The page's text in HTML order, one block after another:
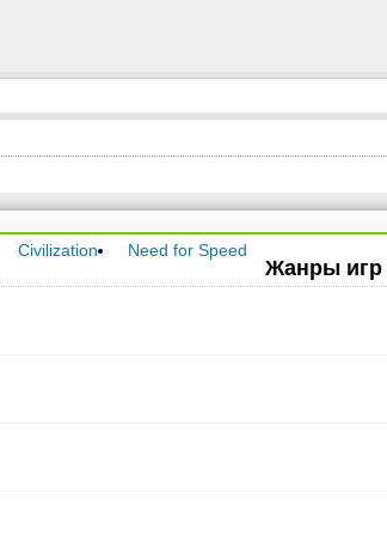
Civilization Need for Speed
Жанры игр